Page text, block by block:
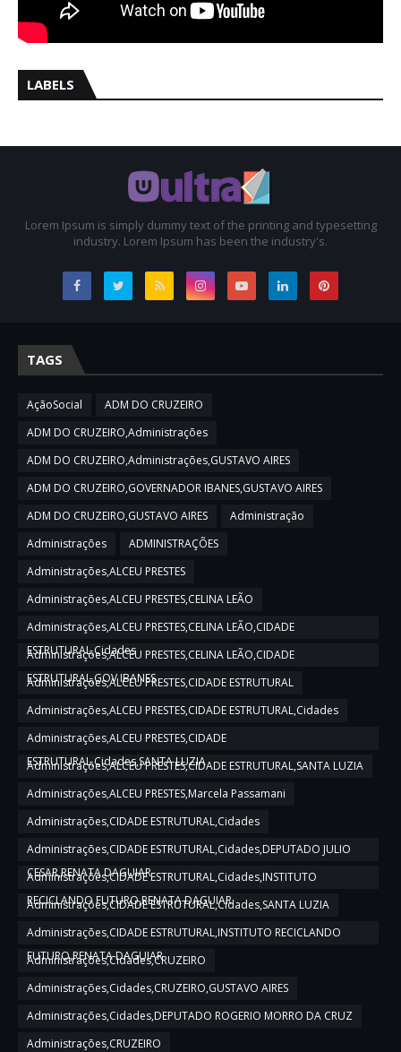
LABELS
Lorem Ipsum is simply dummy text of the printing and typesetting
industry. Lorem Ipsum has been the industry's.
TAGS
AçãoSocial
ADM DO CRUZEIRO
ADM DO CRUZEIRO,Administrações
ADM DO CRUZEIRO,Administrações,GUSTAVO AIRES
ADM DO CRUZEIRO,GOVERNADOR IBANES,GUSTAVO AIRES
ADM DO CRUZEIRO,GUSTAVO AIRES
Administração
Administrações
ADMINISTRAÇÕES
Administrações,ALCEU PRESTES
Administrações,ALCEU PRESTES,CELINA LEÃO
Administrações,ALCEU PRESTES,CELINA LEÃO,CIDADE
ESTRUTURAL,Cidades
Administrações,ALCEU PRESTES,CELINA LEÃO,CIDADE
ESTRUTURAL,GOV IBANES
Administrações,ALCEU PRESTES,CIDADE ESTRUTURAL
Administrações,ALCEU PRESTES,CIDADE ESTRUTURAL,Cidades
Administrações,ALCEU PRESTES,CIDADE
ESTRUTURAL,Cidades,SANTA LUZIA
Administrações,ALCEU PRESTES,CIDADE ESTRUTURAL,SANTA LUZIA
Administrações,ALCEU PRESTES,Marcela Passamani
Administrações,CIDADE ESTRUTURAL,Cidades
Administrações,CIDADE ESTRUTURAL,Cidades,DEPUTADO JULIO
CESAR,RENATA DAGUIAR
Administrações,CIDADE ESTRUTURAL,Cidades,INSTITUTO
RECICLANDO FUTURO,RENATA DAGUIAR
Administrações,CIDADE ESTRUTURAL,Cidades,SANTA LUZIA
Administrações,CIDADE ESTRUTURAL,INSTITUTO RECICLANDO
FUTURO,RENATA DAGUIAR
Administrações,Cidades,CRUZEIRO
Administrações,Cidades,CRUZEIRO,GUSTAVO AIRES
Administrações,Cidades,DEPUTADO ROGERIO MORRO DA CRUZ
Administrações,CRUZEIRO